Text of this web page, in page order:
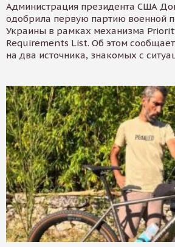
Администрация президента США
одобрила первую партию военной
Украины в рамках механизма
Requirements List. Об этом
на два источника, знакомых с